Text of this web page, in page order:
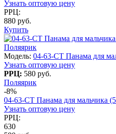
Узнать оптовую цену
РРЦ:
880 руб.
Купить
Поляярик
Модель: 04-63-СT Панама для
Узнать оптовую цену
РРЦ: 580 руб.
Поляярик
-8%
04-63-СT Панама для мальчика
Узнать оптовую цену
РРЦ:
630